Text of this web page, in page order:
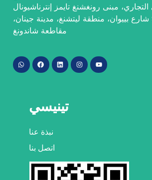
مبنى رونغشنغ تايمز إنترناشيونال
بلازا، رقم 9 شارع بييوان، منطقة ليتشنغ، مدينة جينان،
مقاطعة شاندونغ
تينيسي
نبذة عنا
اتصل بنا